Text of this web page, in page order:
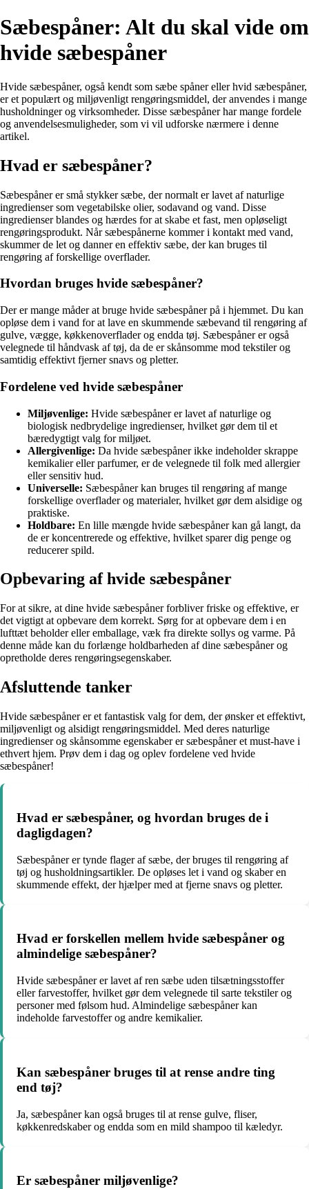
Sæbespåner: Alt du skal vide om
hvide sæbespåner
Hvide sæbespåner, også kendt som sæbe spåner eller hvid sæbespåner,
er et populært og miljøvenligt rengøringsmiddel, der anvendes i mange
husholdninger og virksomheder. Disse sæbespåner har mange fordele
og anvendelsesmuligheder, som vi vil udforske nærmere i denne
artikel.
Hvad er sæbespåner?
Sæbespåner er små stykker sæbe, der normalt er lavet af naturlige
ingredienser som vegetabilske olier, sodavand og vand. Disse
ingredienser blandes og hærdes for at skabe et fast, men opløseligt
rengøringsprodukt. Når sæbespånerne kommer i kontakt med vand,
skummer de let og danner en effektiv sæbe, der kan bruges til
rengøring af forskellige overflader.
Hvordan bruges hvide sæbespåner?
Der er mange måder at bruge hvide sæbespåner på i hjemmet. Du kan
opløse dem i vand for at lave en skummende sæbevand til rengøring af
gulve, vægge, køkkenoverflader og endda tøj. Sæbespåner er også
velegnede til håndvask af tøj, da de er skånsomme mod tekstiler og
samtidig effektivt fjerner snavs og pletter.
Fordelene ved hvide sæbespåner
Miljøvenlige: Hvide sæbespåner er lavet af naturlige og
biologisk nedbrydelige ingredienser, hvilket gør dem til et
bæredygtigt valg for miljøet.
Allergivenlige: Da hvide sæbespåner ikke indeholder skrappe
kemikalier eller parfumer, er de velegnede til folk med allergier
eller sensitiv hud.
Universelle: Sæbespåner kan bruges til rengøring af mange
forskellige overflader og materialer, hvilket gør dem alsidige og
praktiske.
Holdbare: En lille mængde hvide sæbespåner kan gå langt, da
de er koncentrerede og effektive, hvilket sparer dig penge og
reducerer spild.
Opbevaring af hvide sæbespåner
For at sikre, at dine hvide sæbespåner forbliver friske og effektive, er
det vigtigt at opbevare dem korrekt. Sørg for at opbevare dem i en
lufttæt beholder eller emballage, væk fra direkte sollys og varme. På
denne måde kan du forlænge holdbarheden af dine sæbespåner og
opretholde deres rengøringsegenskaber.
Afsluttende tanker
Hvide sæbespåner er et fantastisk valg for dem, der ønsker et effektivt,
miljøvenligt og alsidigt rengøringsmiddel. Med deres naturlige
ingredienser og skånsomme egenskaber er sæbespåner et must-have i
ethvert hjem. Prøv dem i dag og oplev fordelene ved hvide
sæbespåner!
Hvad er sæbespåner, og hvordan bruges de i
dagligdagen?
Sæbespåner er tynde flager af sæbe, der bruges til rengøring af
tøj og husholdningsartikler. De opløses let i vand og skaber en
skummende effekt, der hjælper med at fjerne snavs og pletter.
Hvad er forskellen mellem hvide sæbespåner og
almindelige sæbespåner?
Hvide sæbespåner er lavet af ren sæbe uden tilsætningsstoffer
eller farvestoffer, hvilket gør dem velegnede til sarte tekstiler og
personer med følsom hud. Almindelige sæbespåner kan
indeholde farvestoffer og andre kemikalier.
Kan sæbespåner bruges til at rense andre ting
end tøj?
Ja, sæbespåner kan også bruges til at rense gulve, fliser,
køkkenredskaber og endda som en mild shampoo til kæledyr.
Er sæbespåner miljøvenlige?